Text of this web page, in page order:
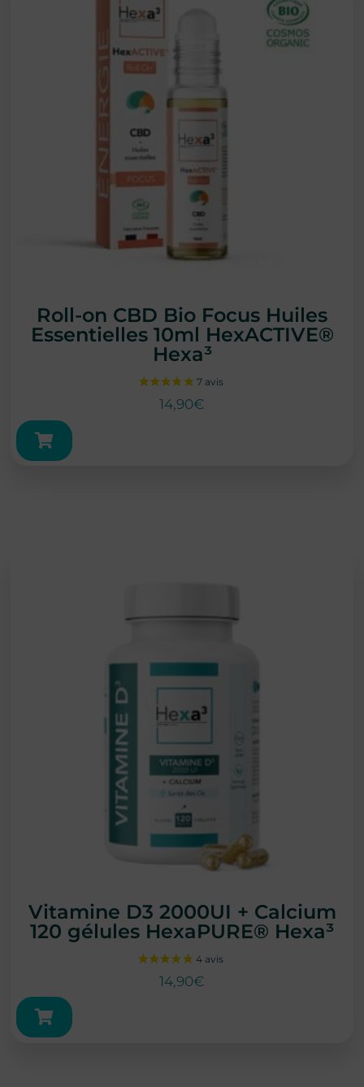
Roll-on CBD Bio Focus Huiles
Essentielles 10ml HexACTIVE®
Hexa³
14,90€
Vitamine D3 2000UI + Calcium
120 gélules HexaPURE® Hexa³
14,90€